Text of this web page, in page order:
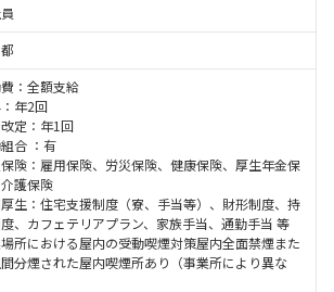
：全額支給
年2回
定：年1回
合 ：有
険：雇用保険、労災保険、健康保険、厚生年金保
護保険
生：住宅支援制度（寮、手当等）、財形制度、持
、カフェテリアプラン、家族手当、通勤手当 等
所における屋内の受動喫煙対策屋内全面禁煙また
分煙された屋内喫煙所あり（事業所により異な